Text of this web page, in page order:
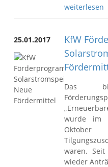
weiterlesen
25.01.2017
KfW
Das
wurde im
waren.
wieder